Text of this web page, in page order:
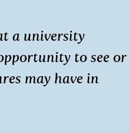
a university
to see or
may have in